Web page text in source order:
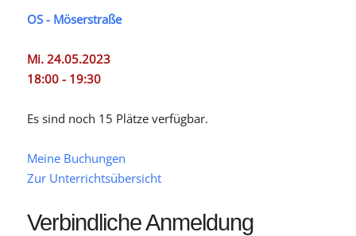
OS - Möserstraße
Mi. 24.05.2023
18:00 - 19:30
Es sind noch 15 Plätze verfügbar.
Meine Buchungen
Zur Unterrichtsübersicht
Verbindliche Anmeldung